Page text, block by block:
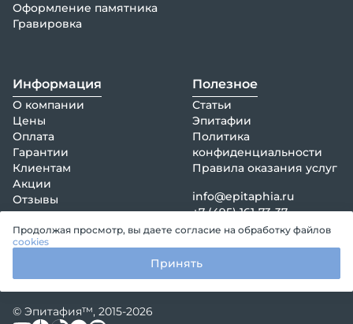
Оформление памятника
Гравировка
Информация
О компании
Цены
Оплата
Гарантии
Клиентам
Акции
Отзывы
Контакты
Полезное
Статьи
Эпитафии
Политика
конфиденциальности
Правила оказания услуг
info@epitaphia.ru
+7 (495) 161-73-37
© Эпитафия™, 2015-2026
Продолжая просмотр, вы даете согласие на обработку файлов
cookies
Принять